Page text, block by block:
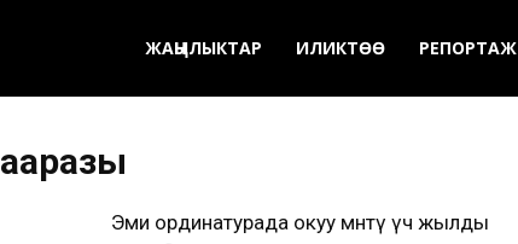
ЖАҢЫЛЫКТАР ИЛИКТӨӨ РЕПОРТАЖ
Эми ординатурада окуу мөөнөтү үч жылды